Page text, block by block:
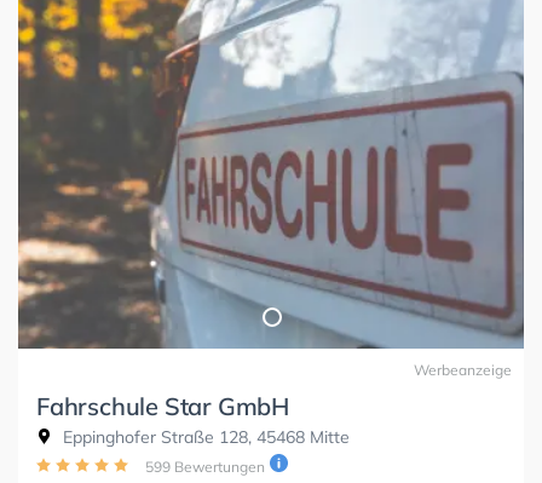
Werbeanzeige
Fahrschule Star GmbH
Eppinghofer Straße 128, 45468 Mitte
599 Bewertungen